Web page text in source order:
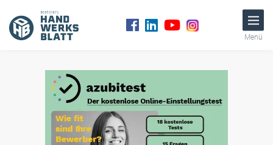
Menü